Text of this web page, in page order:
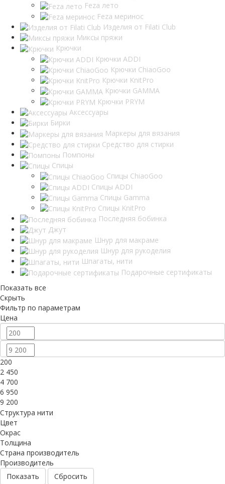
Feza лето
Feza меринос
Изделия от Filati Club
Миксы пряжи
Крючки
Крючки ADDI
Крючки ChiaoGoo
Крючки KnitPro
Крючки GAMMA
Крючки PRYM
Аксессуары
Бирки
Маркеры для вязания
Средство для стирки
Помпоны
Спицы
Спицы ChiaoGoo
Спицы ADDI
Спицы Gamma
Спицы KnitPro
Последняя бобинка
Джут
Шнур для макраме
Шнур для рукоделия
Шпагаты, нити
Подарочные сертификаты
Показать все
Скрыть
Фильтр по параметрам
Цена
200
2 450
4 700
6 950
9 200
Структура нити
Цвет
Окрас
Толщина
Страна производитель
Производитель
Сбросить